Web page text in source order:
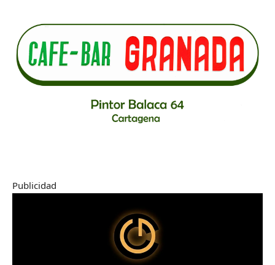
Publicidad